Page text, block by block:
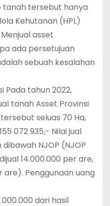
tersebut hanya
Kehutanan (HPL)
asset
ada persetujuan
sebuah kesalahan
tahun 2022,
tanah Asset Provinsi
seluas 70 Ha,
072 935,- Nilai jual
NJOP (NJOP
14.000.000 per are,
are). Penggunaan uang
dari hasil